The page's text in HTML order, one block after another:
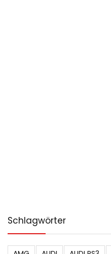
Schlagwörter